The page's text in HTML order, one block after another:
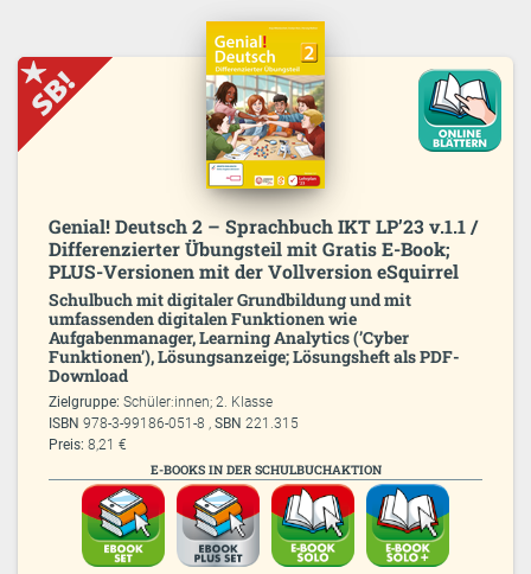
Genial! Deutsch 2 – Sprachbuch IKT LP’23 v.1.1 /
Differenzierter Übungsteil mit Gratis E-Book;
PLUS-Versionen mit der Vollversion eSquirrel
Schulbuch mit digitaler Grundbildung und mit
umfassenden digitalen Funktionen wie
Aufgabenmanager, Learning Analytics (’Cyber
Funktionen’), Lösungsanzeige; Lösungsheft als PDF-
Download
Zielgruppe:Schüler:innen; 2. Klasse
ISBN978-3-99186-051-8 ,SBN221.315
Preis: 8,21 €
E-BOOKS IN DER SCHULBUCHAKTION